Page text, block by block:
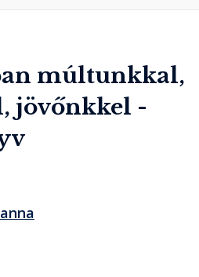
múltunkkal,
jövőnkkel -